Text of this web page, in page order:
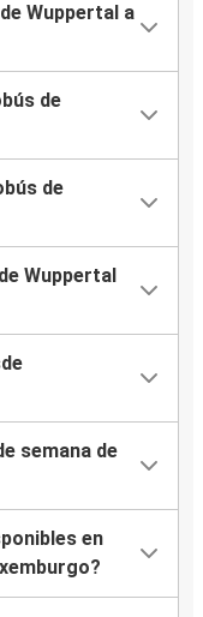
Wuppertal a
de
de
Wuppertal
semana de
en